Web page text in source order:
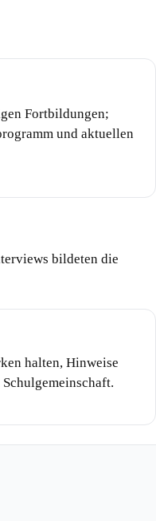
Fortbildungen;
und aktuellen
bildeten die
halten, Hinweise